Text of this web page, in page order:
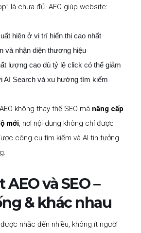
là chưa đủ. AEO giúp website:
hiện ở vị trí hiển thị cao nhất
và nhận diện thương hiệu
lượng cao dù tỷ lệ click có thể giảm
AI Search và xu hướng tìm kiếm
không thay thế SEO mà nâng cấp
mới , nơi nội dung không chỉ được
công cụ tìm kiếm và AI tin tưởng
và SEO –
& khác nhau
nhắc đến nhiều, không ít người